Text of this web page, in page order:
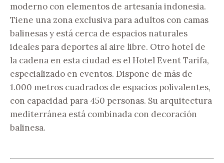
moderno con elementos de artesanía indonesia.
Tiene una zona exclusiva para adultos con camas
balinesas y está cerca de espacios naturales
ideales para deportes al aire libre. Otro hotel de
la cadena en esta ciudad es el Hotel Event Tarifa,
especializado en eventos. Dispone de más de
1.000 metros cuadrados de espacios polivalentes,
con capacidad para 450 personas. Su arquitectura
mediterránea está combinada con decoración
balinesa.